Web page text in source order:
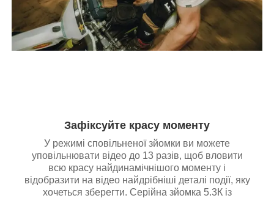
Зафіксуйте красу моменту
У режимі сповільненої зйомки ви можете
уповільнювати відео до 13 разів, щоб вловити
всю красу найдинамічнішого моменту і
відобразити на відео найдрібніші деталі події, яку
хочеться зберегти. Серійна зйомка 5.3К із